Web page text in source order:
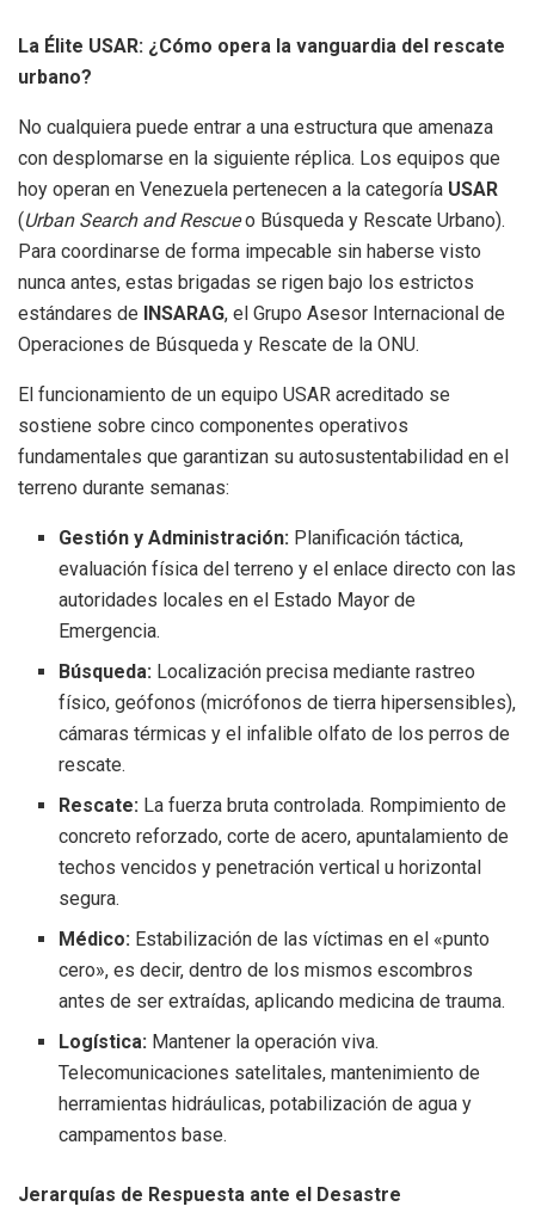
La Élite USAR: ¿Cómo opera la vanguardia del rescate
urbano?
No cualquiera puede entrar a una estructura que amenaza
con desplomarse en la siguiente réplica. Los equipos que
hoy operan en Venezuela pertenecen a la categoría USAR
(Urban Search and Rescueo Búsqueda y Rescate Urbano).
Para coordinarse de forma impecable sin haberse visto
nunca antes, estas brigadas se rigen bajo los estrictos
estándares de INSARAG, el Grupo Asesor Internacional de
Operaciones de Búsqueda y Rescate de la ONU.
El funcionamiento de un equipo USAR acreditado se
sostiene sobre cinco componentes operativos
fundamentales que garantizan su autosustentabilidad en el
terreno durante semanas:
Gestión y Administración: Planificación táctica,
evaluación física del terreno y el enlace directo con las
autoridades locales en el Estado Mayor de
Emergencia.
Búsqueda: Localización precisa mediante rastreo
físico, geófonos (micrófonos de tierra hipersensibles),
cámaras térmicas y el infalible olfato de los perros de
rescate.
Rescate: La fuerza bruta controlada. Rompimiento de
concreto reforzado, corte de acero, apuntalamiento de
techos vencidos y penetración vertical u horizontal
segura.
Médico: Estabilización de las víctimas en el «punto
cero», es decir, dentro de los mismos escombros
antes de ser extraídas, aplicando medicina de trauma.
Logística: Mantener la operación viva.
Telecomunicaciones satelitales, mantenimiento de
herramientas hidráulicas, potabilización de agua y
campamentos base.
Jerarquías de Respuesta ante el Desastre